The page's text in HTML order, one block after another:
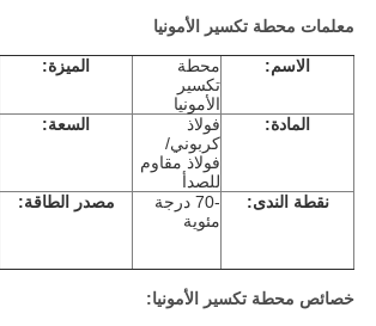
معلمات محطة تكسير الأمونيا
الاسم:
محطة
تكسير
الأمونيا
الميزة:
المادة:
فولاذ
كربوني/
فولاذ مقاوم
للصدأ
السعة:
نقطة الندى:
-70 درجة
مئوية
مصدر الطاقة:
خصائص محطة تكسير الأمونيا: